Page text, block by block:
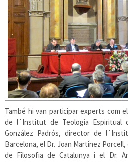
També hi van participar experts com
de l´Institut de Teologia Espiritual
González Padrós, director de
Barcelona, el Dr. Joan Martínez
de Filosofia de Catalunya i el Dr.